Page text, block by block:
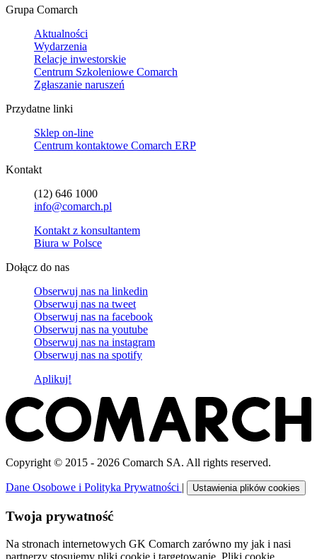
Grupa Comarch
Aktualności
Wydarzenia
Relacje inwestorskie
Centrum Szkoleniowe Comarch
Zgłaszanie naruszeń
Przydatne linki
Sklep on-line
Centrum kontaktowe Comarch ERP
Kontakt
(12) 646 1000
info@comarch.pl
Kontakt z konsultantem
Biura w Polsce
Dołącz do nas
Obserwuj nas na linkedin
Obserwuj nas na tweet
Obserwuj nas na facebook
Obserwuj nas na youtube
Obserwuj nas na instagram
Obserwuj nas na spotify
Aplikuj!
Copyright © 2015 - 2026 Comarch SA. All rights reserved.
Dane Osobowe i Polityka Prywatności | Ustawienia plików cookies
Twoja prywatność
Na stronach internetowych GK Comarch zarówno my jak i nasi
partnerzy stosujemy pliki cookie i targetowanie. Pliki cookie